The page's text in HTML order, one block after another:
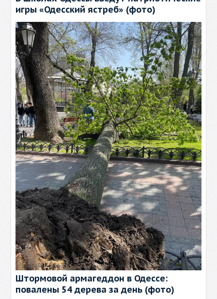
игры «Одесский ястреб» (фото)
Штормовой армагеддон в Одессе:
повалены 54 дерева за день (фото)